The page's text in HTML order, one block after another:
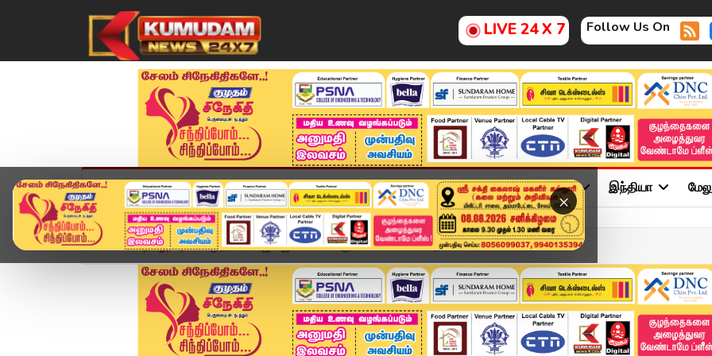
LIVE 24 X 7 Follow Us On
×
முகப்பு விளையாட்டு அண்மை தமிழ்நாடு சினிமா அரசியல் விளையாட்டு இந்தியா
Home தமிழ்நாடு முதல்வர் விஜய் ஜூலை 10 கரூர் பயணம்.. கூட்ட நெரி...